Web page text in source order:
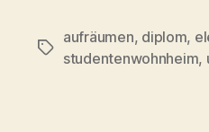
Schlagwörter
aufräumen, diplom,
studentenwohnheim,